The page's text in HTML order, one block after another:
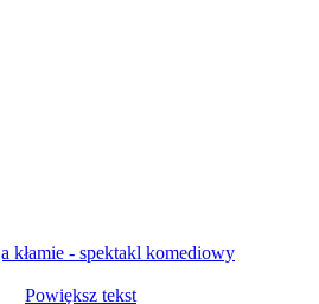
kłamie - spektakl komediowy
Powiększ tekst